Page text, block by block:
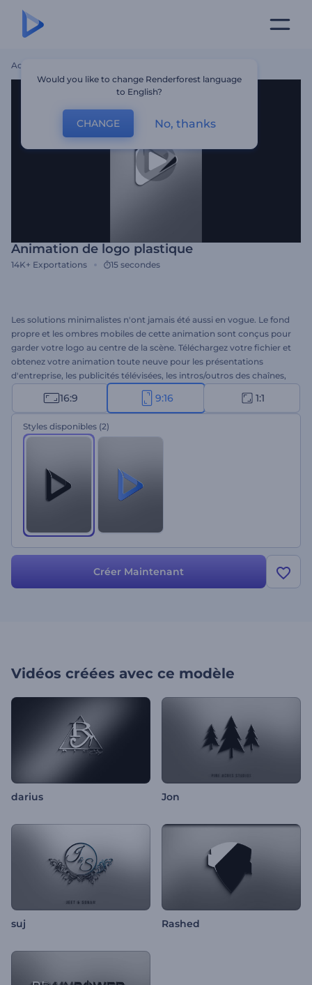
Accueil
Animation de logo plastique
14K+ Exportations 15 secondes
Les solutions minimalistes n'ont jamais été aussi en vogue. Le fond
propre et les ombres mobiles de cette animation sont conçus pour
garder votre logo au centre de la scène. Téléchargez votre fichier et
obtenez votre animation toute neuve pour les présentations
d'entreprise, les publicités télévisées, les intros/outros des chaînes,
et bien plus encore. Essayez l’Animation de logo plastique sans plus
attendre !
16:9 9:16 1:1
Styles disponibles (2)
Créer Maintenant
Vidéos créées avec ce modèle
darius Jon
suj Rashed
Would you like to change Renderforest language
to English?
CHANGE No, thanks